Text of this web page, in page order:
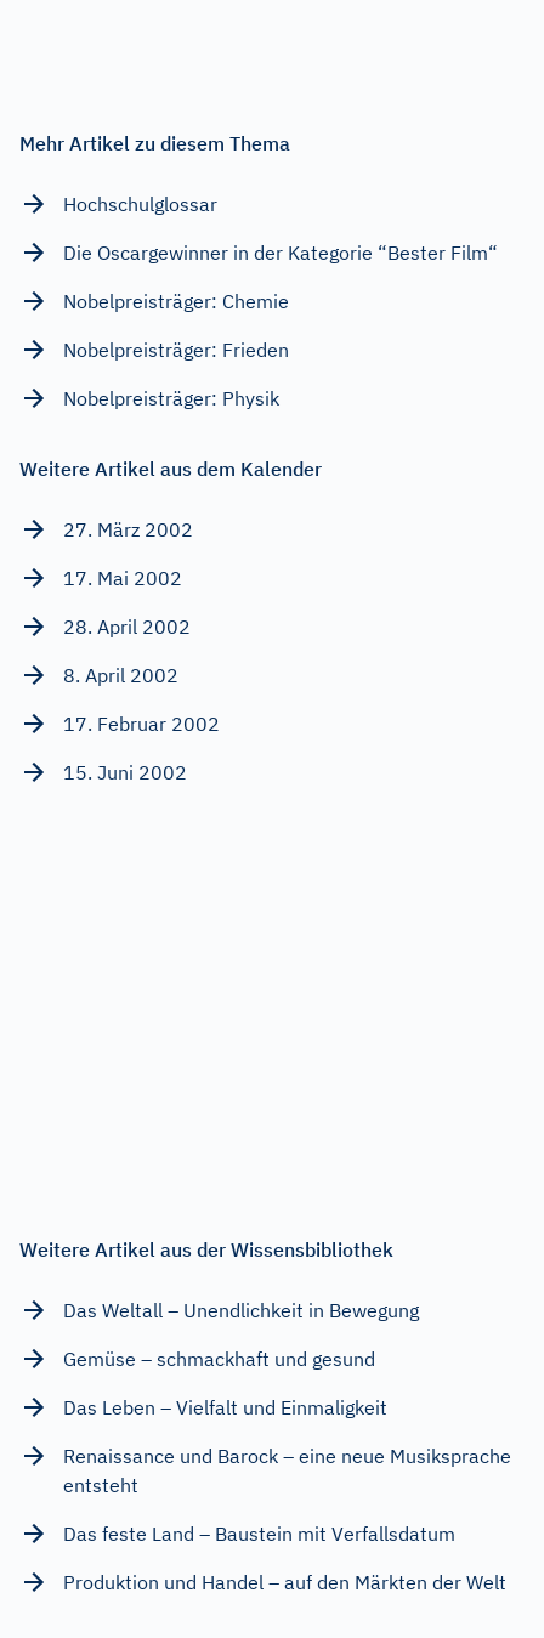
Mehr Artikel zu diesem Thema
Hochschulglossar
Die Oscargewinner in der Kategorie “Bester Film“
Nobelpreisträger: Chemie
Nobelpreisträger: Frieden
Nobelpreisträger: Physik
Weitere Artikel aus dem Kalender
27. März 2002
17. Mai 2002
28. April 2002
8. April 2002
17. Februar 2002
15. Juni 2002
Weitere Artikel aus der Wissensbibliothek
Das Weltall – Unendlichkeit in Bewegung
Gemüse – schmackhaft und gesund
Das Leben – Vielfalt und Einmaligkeit
Renaissance und Barock – eine neue Musiksprache
entsteht
Das feste Land – Baustein mit Verfallsdatum
Produktion und Handel – auf den Märkten der Welt